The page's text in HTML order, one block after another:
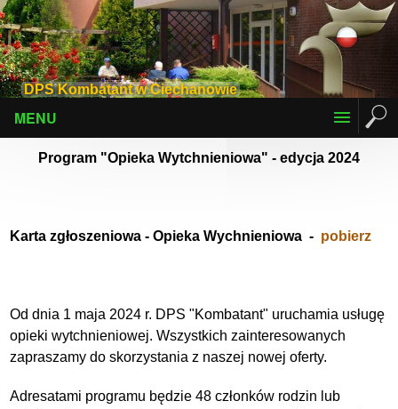
DPS Kombatant w Ciechanowie
MENU
Program "Opieka Wytchnieniowa" - edycja 2024
Karta zgłoszeniowa - Opieka Wychnieniowa - pobierz
Od dnia 1 maja 2024 r. DPS "Kombatant" uruchamia usługę
opieki wytchnieniowej. Wszystkich zainteresowanych
zapraszamy do skorzystania z naszej nowej oferty.
Adresatami programu będzie 48 członków rodzin lub